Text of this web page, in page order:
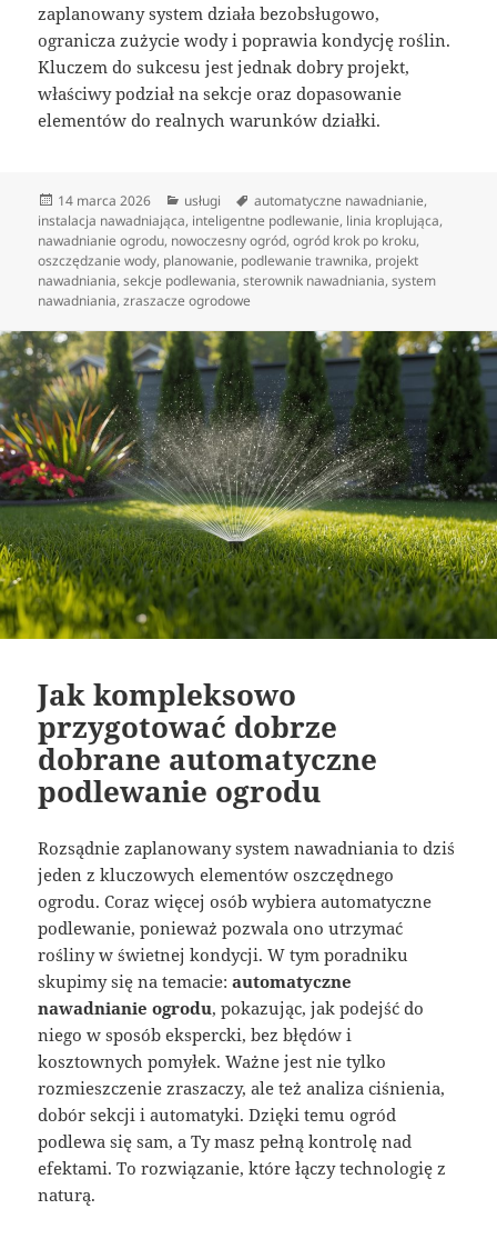
zaplanowany system działa bezobsługowo,
ogranicza zużycie wody i poprawia kondycję roślin.
Kluczem do sukcesu jest jednak dobry projekt,
właściwy podział na sekcje oraz dopasowanie
elementów do realnych warunków działki.
Data
publikacji
14 marca 2026 Kategorie
usługi Tagi
automatyczne nawadnianie,
instalacja nawadniająca, inteligentne podlewanie, linia kroplująca,
nawadnianie ogrodu, nowoczesny ogród,ogród krok po kroku,
oszczędzanie wody, planowanie, podlewanie trawnika, projekt
nawadniania,sekcje podlewania,sterownik nawadniania,system
nawadniania,zraszacze ogrodowe
Jak kompleksowo
przygotować dobrze
dobrane automatyczne
podlewanie ogrodu
Rozsądnie zaplanowany system nawadniania to dziś
jeden z kluczowych elementów oszczędnego
ogrodu. Coraz więcej osób wybiera automatyczne
podlewanie, ponieważ pozwala ono utrzymać
rośliny w świetnej kondycji. W tym poradniku
skupimy się na temacie:automatyczne
nawadnianie ogrodu, pokazując, jak podejść do
niego w sposób ekspercki, bez błędów i
kosztownych pomyłek. Ważne jest nie tylko
rozmieszczenie zraszaczy, ale też analiza ciśnienia,
dobór sekcji i automatyki. Dzięki temu ogród
podlewa się sam, a Ty masz pełną kontrolę nad
efektami. To rozwiązanie, które łączy technologię z
naturą.